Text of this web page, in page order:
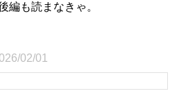
編も読まなきゃ。
02/01